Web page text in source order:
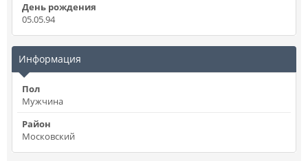
День рождения
05.05.94
Информация
Пол
Мужчина
Район
Московский